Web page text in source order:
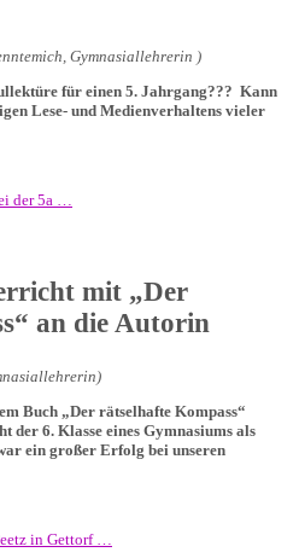
Gymnasiallehrerin )
für einen 5. Jahrgang??? Kann
Lese- und Medienverhaltens vieler
der 5a …
mit „Der
an die Autorin
Buch „Der rätselhafte Kompass“
der 6. Klasse eines Gymnasiums als
ein großer Erfolg bei unseren
in Gettorf …